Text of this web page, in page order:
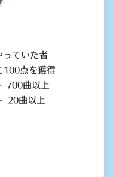
っていた者
100点を獲得
700曲以上
20曲以上